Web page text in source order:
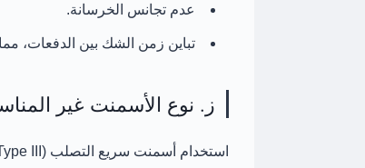
عدم تجانس الخرسانة.
تباين زمن الشك بين الدفعات،
ز. نوع الأسمنت غير